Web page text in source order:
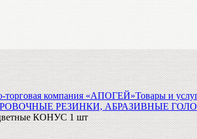
торговая компания «АПОГЕЙ»Товары и
РЕЗИНКИ, АБРАЗИВНЫЕ
КОНУС 1 шт